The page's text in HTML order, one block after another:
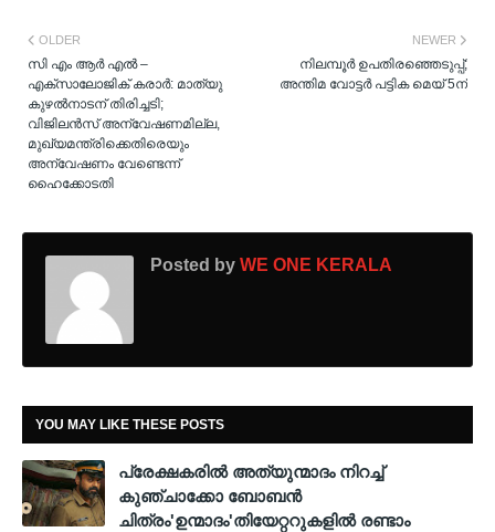
NEWER
നിലമ്പൂർ ഉപതിരഞ്ഞെടുപ്പ്;
അന്തിമ വോട്ടർ പട്ടിക മെയ്‌ 5ന്
OLDER
സി എം ആര്‍ എല്‍ –
എക്‌സാലോജിക് കരാര്‍: മാത്യു
കുഴല്‍നാടന് തിരിച്ചടി;
വിജിലന്‍സ് അന്വേഷണമില്ല,
മുഖ്യമന്ത്രിക്കെതിരെയും
അന്വേഷണം വേണ്ടെന്ന്
ഹൈക്കോടതി
Posted by WE ONE KERALA
YOU MAY LIKE THESE POSTS
പ്രേക്ഷകരിൽ അത്യുന്മാദം നിറച്ച്
കുഞ്ചാക്കോ ബോബൻ
ചിത്രം'ഉന്മാദം'തിയേറ്ററുകളിൽ രണ്ടാം